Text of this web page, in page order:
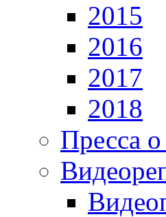
2015
2016
2017
2018
Пресса о